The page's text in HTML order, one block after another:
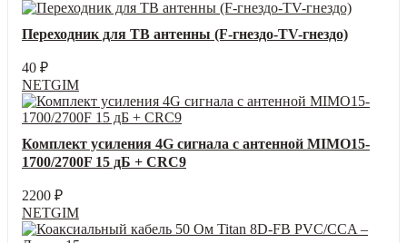
Переходник для ТВ антенны (F-гнездо-TV-гнездо)
40 ₽
NETGIM
Комплект усиления 4G сигнала c антенной MIMO15-
1700/2700F 15 дБ + CRC9
2200 ₽
NETGIM